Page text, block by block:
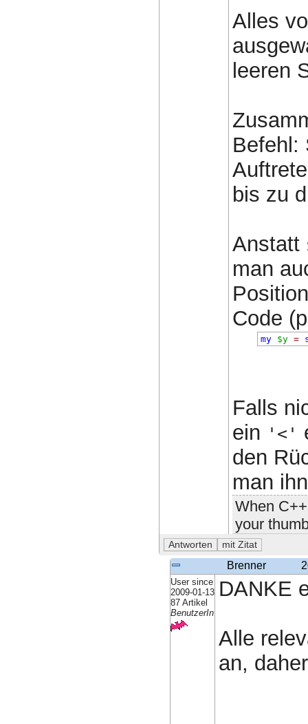
Alles
leeren
Befehl:
bis zu
Anstatt
man
Code
my $y =
Falls
ein '<'
den
man
When
your
Brenner
User since
2009-01-13
87 Artikel
BenutzerIn
DANKE
Alle
an,